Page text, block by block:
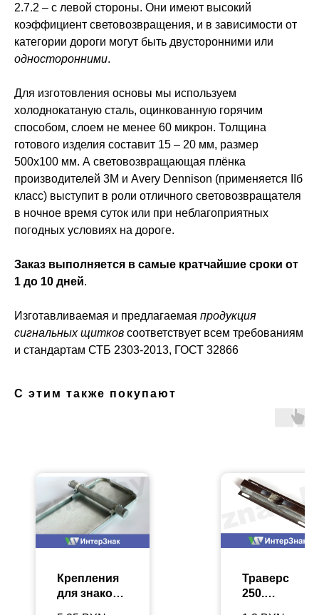
2.7.2 – с левой стороны. Они имеют высокий
коэффициент световозвращения, и в зависимости от
категории дороги могут быть двусторонними или
односторонними.
Для изготовления основы мы используем
холоднокатаную сталь, оцинкованную горячим
способом, слоем не менее 60 микрон. Толщина
готового изделия составит 15 – 20 мм, размер
500х100 мм. А световозвращающая плёнка
производителей 3M и Avery Dennison (применяется IIб
класс) выступит в роли отличного световозвращателя
в ночное время суток или при неблагоприятных
погодных условиях на дороге.
Заказ выполняется в самые кратчайшие сроки от
1 до 10 дней.
Изготавливаемая и предлагаемая продукция
сигнальных щитков соответствует всем требованиям
и стандартам СТБ 2303-2013, ГОСТ 32866
С этим также покупают
Крепления
для знаков
Траверс
250.